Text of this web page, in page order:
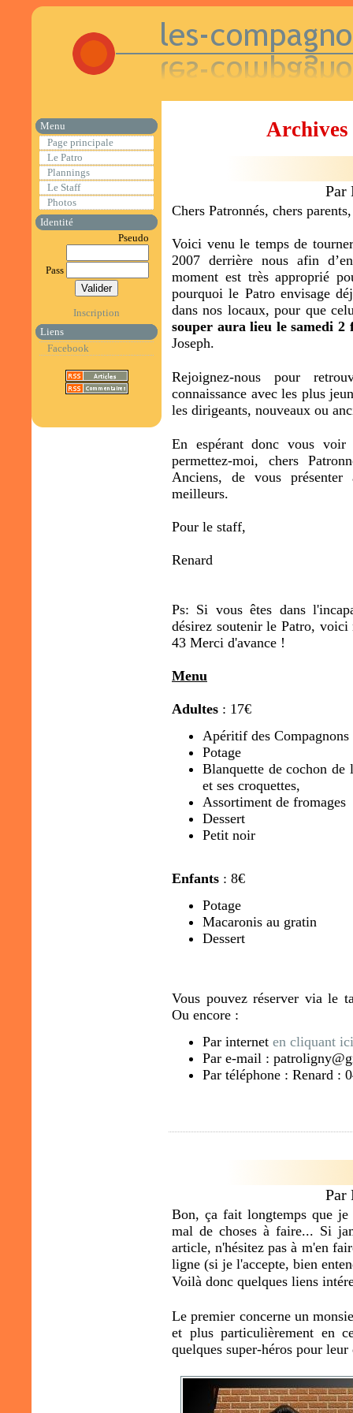
Menu
Page principale
Le Patro
Plannings
Le Staff
Photos
Identité
Pseudo
Pass
Inscription
Liens
Facebook
Par
Chers Patronnés, chers
Voici venu le temps de
2007 derrière nous afin
moment est très approprié
pourquoi le Patro envisage
dans nos locaux, pour que
souper aura lieu le samedi 2
Joseph.
Rejoignez-nous pour
connaissance avec les plus
les dirigeants, nouveaux ou
En espérant donc vous
permettez-moi, chers
Anciens, de vous
meilleurs.
Pour le staff,
Renard
Ps: Si vous êtes dans
désirez soutenir le Patro,
43 Merci d'avance !
Menu
Adultes : 17€
Apéritif des Compagnons
Potage
Blanquette de cochon
et ses croquettes,
Assortiment de fromages
Dessert
Petit noir
Enfants : 8€
Potage
Macaronis au gratin
Dessert
Vous pouvez réserver via le
Ou encore :
Par internet en cliquant ici
Par e-mail :
Par téléphone : Renard :
Par
Bon, ça fait longtemps que
mal de choses à faire... Si
article, n'hésitez pas à m'en
ligne (si je l'accepte, bien
Voilà donc quelques liens
Le premier concerne un
et plus particulièrement en
quelques super-héros pour